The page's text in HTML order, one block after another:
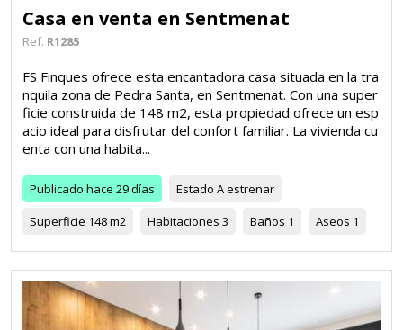
Casa en venta en Sentmenat
Ref. R1285
FS Finques ofrece esta encantadora casa situada en la tra
nquila zona de Pedra Santa, en Sentmenat. Con una super
ficie construida de 148 m2, esta propiedad ofrece un esp
acio ideal para disfrutar del confort familiar. La vivienda cu
enta con una habita...
Publicado hace 29 días Estado A estrenar
Superficie 148 m2 Habitaciones 3 Baños 1 Aseos 1